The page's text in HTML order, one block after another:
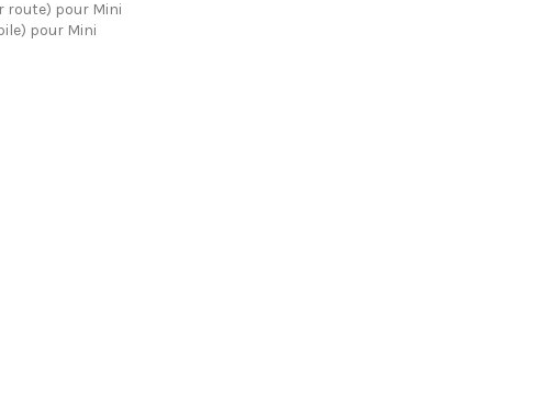
route) pour Mini
pour Mini